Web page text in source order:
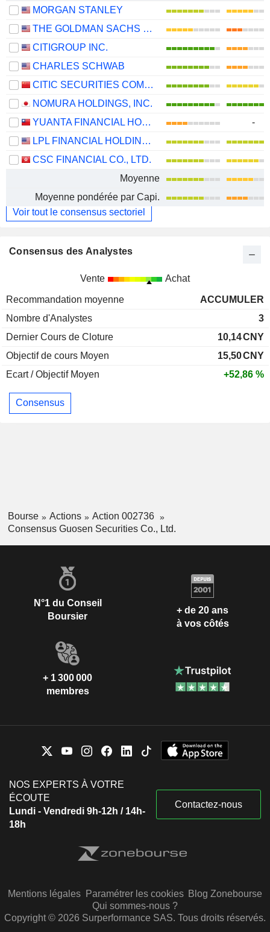
MORGAN STANLEY
THE GOLDMAN SACHS GROUP, INC.
CITIGROUP INC.
CHARLES SCHWAB
CITIC SECURITIES COMPANY LIMITED
NOMURA HOLDINGS, INC.
YUANTA FINANCIAL HOLDING CO., LTD.
-
LPL FINANCIAL HOLDINGS INC.
CSC FINANCIAL CO., LTD.
Moyenne
Moyenne pondérée par Capi.
Voir tout le consensus sectoriel
Consensus des Analystes
Vente Achat
Recommandation moyenne
ACCUMULER
Nombre d'Analystes
3
Dernier Cours de Cloture
10,14CNY
Objectif de cours Moyen
15,50CNY
Ecart / Objectif Moyen
+52,86 %
Consensus
Bourse Actions
Action 002736
Consensus Guosen Securities Co., Ltd.
N°1 du Conseil
Boursier
+ de 20 ans
à vos côtés
+ 1 300 000
membres
NOS EXPERTS À VOTRE
ÉCOUTE
Lundi - Vendredi 9h-12h / 14h-
18h
Contactez-nous
Mentions légales Paramétrer les cookies Blog Zonebourse
Qui sommes-nous ?
Copyright © 2026 Surperformance SAS. Tous droits réservés.